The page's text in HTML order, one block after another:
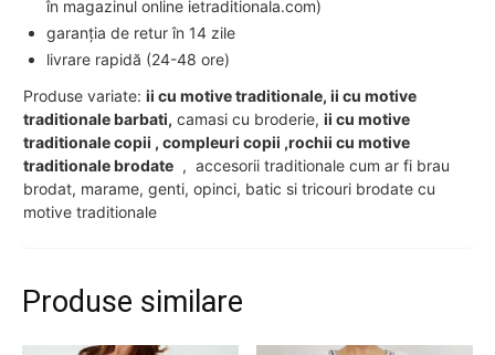
în magazinul online ietraditionala.com)
garanția de retur în 14 zile
livrare rapidă (24-48 ore)
Produse variate: ii cu motive traditionale, ii cu motive
traditionale barbati, camasi cu broderie, ii cu motive
traditionale copii , compleuri copii ,rochii cu motive
traditionale brodate , accesorii traditionale cum ar fi brau
brodat, marame, genti, opinci, batic si tricouri brodate cu
motive traditionale
Produse similare